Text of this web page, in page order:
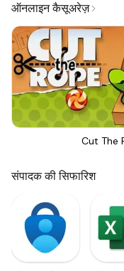
ऑनलाइन कैसूअरेज़
Cut The
संपादक की सिफारिश